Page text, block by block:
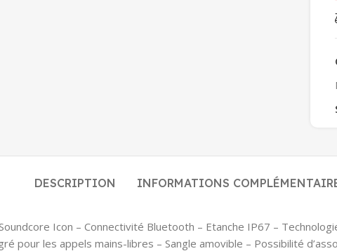
DESCRIPTION INFORMATIONS
Icon – Connectivité Bluetooth – Etanche IP67 –
pour les appels mains-libres – Sangle amovible – Possibilité